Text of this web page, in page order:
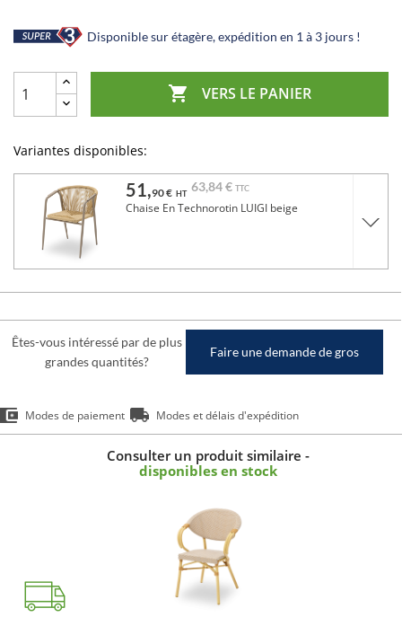
Disponible sur étagère, expédition en 1 à 3 jours !
 VERS LE PANIER
Variantes disponibles:
51,90 € HT 63,84 € TTC
Chaise En Technorotin LUIGI beige
Êtes-vous intéressé par de plus
grandes quantités?
Faire une demande de gros
Modes de paiement Modes et délais d'expédition
Consulter un produit similaire -
disponibles en stock